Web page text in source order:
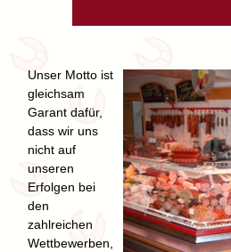
Unser Motto ist
gleichsam
Garant dafür,
dass wir uns
nicht auf
unseren
Erfolgen bei
den
zahlreichen
Wettbewerben,